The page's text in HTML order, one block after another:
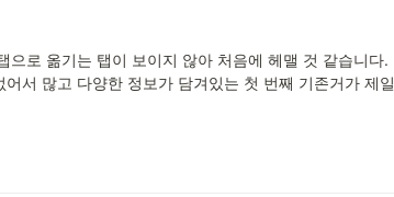
으로 옮기는 탭이 보이지 않아 처음에 헤맬 것 같습니다.
서 많고 다양한 정보가 담겨있는 첫 번째 기존거가 제일